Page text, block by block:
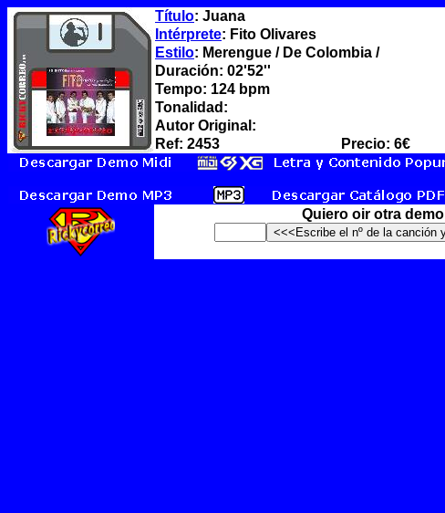
Título: Juana
Intérprete: Fito Olivares
Estilo: Merengue / De Colombia /
Duración: 02'52''
Tempo: 124 bpm
Tonalidad:
Autor Original:
Ref: 2453
Precio: 6€
Quiero oir otra demo